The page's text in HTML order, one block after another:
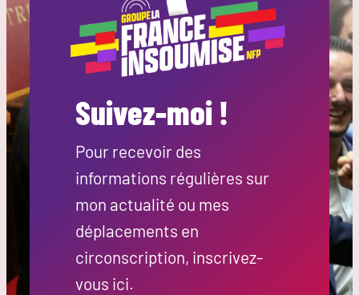
Suivez-moi !
Pour recevoir des
informations régulières sur
mon actualité ou mes
déplacements en
circonscription, inscrivez-
vous ici.